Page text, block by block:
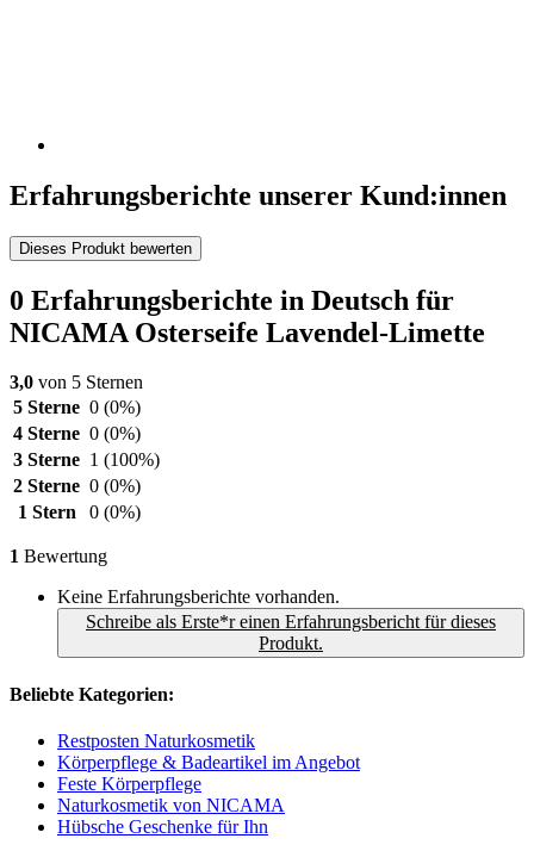
Erfahrungsberichte unserer Kund:innen
Dieses Produkt bewerten
0 Erfahrungsberichte in Deutsch für
NICAMA Osterseife Lavendel-Limette
3,0 von 5 Sternen
5 Sterne 0 (0%)
4 Sterne 0 (0%)
3 Sterne 1 (100%)
2 Sterne 0 (0%)
1 Stern
0 (0%)
1 Bewertung
Keine Erfahrungsberichte vorhanden.
Schreibe als Erste*r einen Erfahrungsbericht für dieses
Produkt.
Beliebte Kategorien:
Restposten Naturkosmetik
Körperpflege & Badeartikel im Angebot
Feste Körperpflege
Naturkosmetik von NICAMA
Hübsche Geschenke für Ihn